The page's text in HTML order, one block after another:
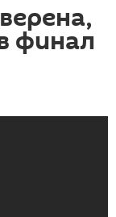
финал